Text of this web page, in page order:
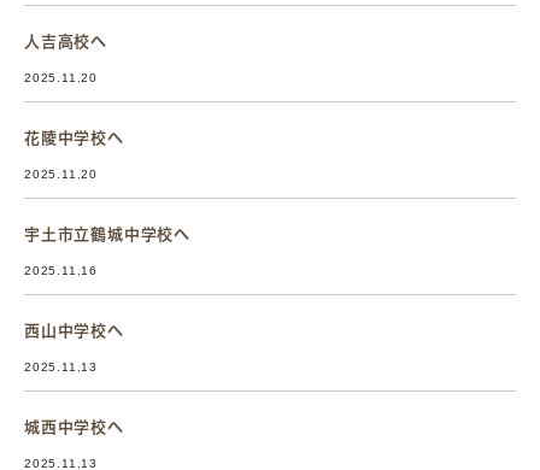
人吉高校へ
2025.11.20
花陵中学校へ
2025.11.20
宇土市立鶴城中学校へ
2025.11.16
西山中学校へ
2025.11.13
城西中学校へ
2025.11.13